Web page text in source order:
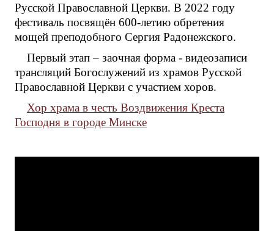
Русской Православной Церкви. В 2022 году
фестиваль посвящён 600-летию обретения
мощей преподобного Сергия Радонежского.
Первый этап – заочная форма - видеозаписи
трансляций Богослужений из храмов Русской
Православной Церкви с участием хоров.
Хор храма в честь Воздвижения Креста
Господня в городе Минске